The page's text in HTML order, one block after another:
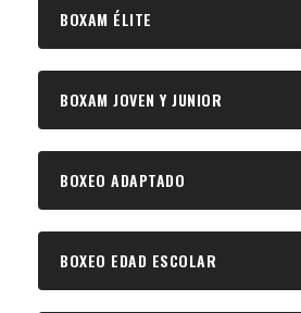
BOXAM ÉLITE
BOXAM JOVEN Y JUNIOR
BOXEO ADAPTADO
BOXEO EDAD ESCOLAR